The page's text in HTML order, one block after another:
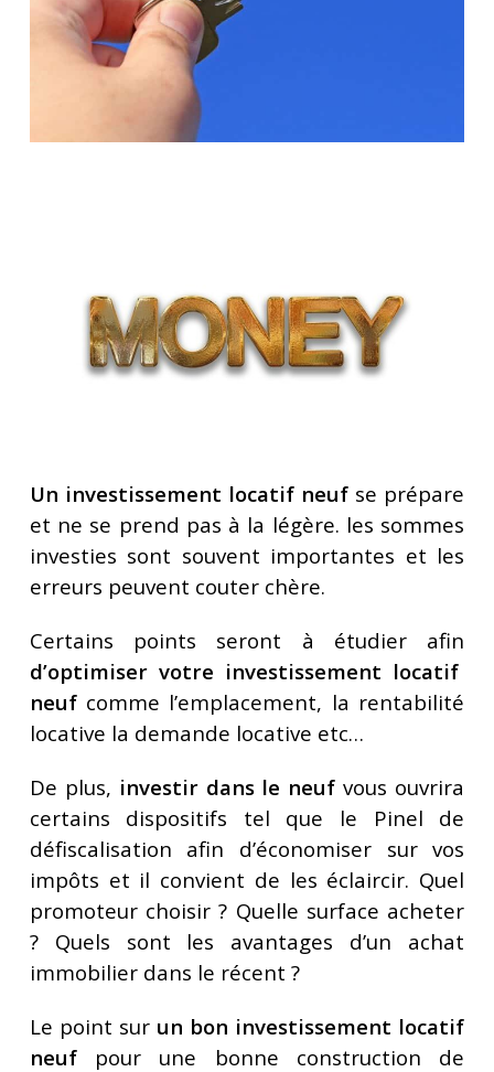
Un investissement locatif neuf se prépare
et ne se prend pas à la légère. les sommes
investies sont souvent importantes et les
erreurs peuvent couter chère.
Certains points seront à étudier afin
d’optimiser votre investissement locatif
neufcomme l’emplacement, la rentabilité
locative la demande locative etc…
De plus, investir dans le neuf vous ouvrira
certains dispositifs tel que le Pinel de
défiscalisation afin d’économiser sur vos
impôts et il convient de les éclaircir. Quel
promoteur choisir ? Quelle surface acheter
? Quels sont les avantages d’un achat
immobilier dans le récent ?
Le point sur un bon investissement locatif
neufpour une bonne construction de